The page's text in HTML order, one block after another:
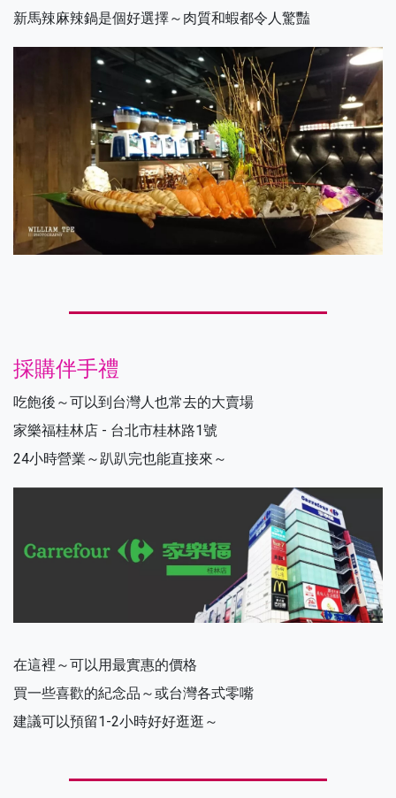
新馬辣麻辣鍋是個好選擇～肉質和蝦都令人驚豔
採購伴手禮
吃飽後～可以到台灣人也常去的大賣場
家樂福桂林店 - 台北市桂林路1號
24小時營業～趴趴完也能直接來～
在這裡～可以用最實惠的價格
買一些喜歡的紀念品～或台灣各式零嘴
建議可以預留1-2小時好好逛逛～